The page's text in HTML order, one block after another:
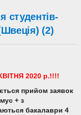
студентів-
(2)
2020 р.!!!!
прийом заявок
+ з
бакалаври 4